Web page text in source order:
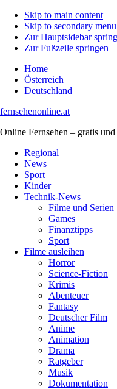
Skip to main content
Skip to secondary menu
Zur Hauptsidebar
Zur Fußzeile springen
Home
Österreich
Deutschland
fernsehenonline.at
Online Fernsehen – gratis
Regional
News
Sport
Kinder
Technik-News
Filme und Serien
Games
Finanztipps
Sport
Filme ausleihen
Horror
Science-Fiction
Krimis
Abenteuer
Fantasy
Deutscher Film
Anime
Animation
Drama
Ratgeber
Musik
Dokumentation